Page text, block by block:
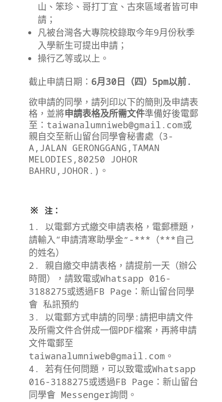
山、笨珍、哥打丁宜、古來區域者皆可申
請；
凡被台灣各大專院校錄取今年9月份秋季
入學新生可提出申請；
操行乙等或以上。
截止申請日期： 6月30日（四）5pm以前.
欲申請的同學，請列印以下的簡則及申請表
格，並將申請表格及所需文件準備好後電郵
至： taiwanalumniweb@gmail.com或
親自交至新山留台同學會秘書處（3-
A,JALAN GERONGGANG,TAMAN
MELODIES,80250 JOHOR
BAHRU,JOHOR.)。
※ 注：
以電郵方式繳交申請表格，電郵標題，
請輸入“申請清寒助學金”-***（***自己
的姓名）
親自繳交申請表格，請提前一天（辦公
時間），請致電或Whatsapp 016-
3188275或透過FB Page：新山留台同學
會 私訊預約
以電郵方式申請的同學:請把申請文件
及所需文件合併成一個PDF檔案，再將申請
文件電郵至
taiwanalumniweb@gmail.com 。
若有任何問題，可以致電或Whatsapp
016-3188275或透過FB Page：新山留台
同學會 Messenger詢問。